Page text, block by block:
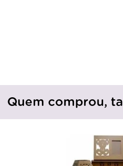
Quem comprou,